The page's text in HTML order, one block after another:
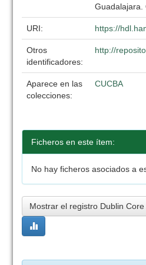
Guadalajara.
URI: https://
Otros
identificadores:
http://
Aparece en las
colecciones:
CUCBA
Ficheros en este ítem:
No hay ficheros asociados a
Mostrar el registro Dublin